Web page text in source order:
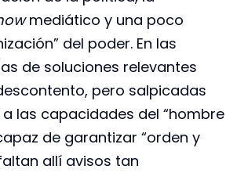
mediático y una poco
del poder. En las
de soluciones relevantes
pero salpicadas
las capacidades del “hombre
de garantizar “orden y
allí avisos tan